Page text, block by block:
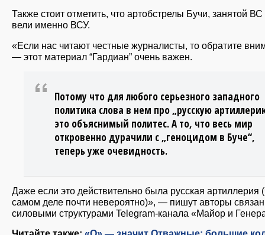
Также стоит отметить, что артобстрелы Бучи, занятой
вели именно ВСУ.
«Если нас читают честные журналисты, то обратите
— этот материал “Гардиан” очень важен.
Потому что для любого серьезного западного
политика слова в нем про „русскую
это объяснимый политес. А то, что весь мир
откровенно дурачили с „геноцидом в Буче“,
теперь уже очевидность.
Даже если это действительно была русская артиллерия
самом деле почти невероятно)», — пишут авторы
силовыми структурами Telegram-канала «Майор и